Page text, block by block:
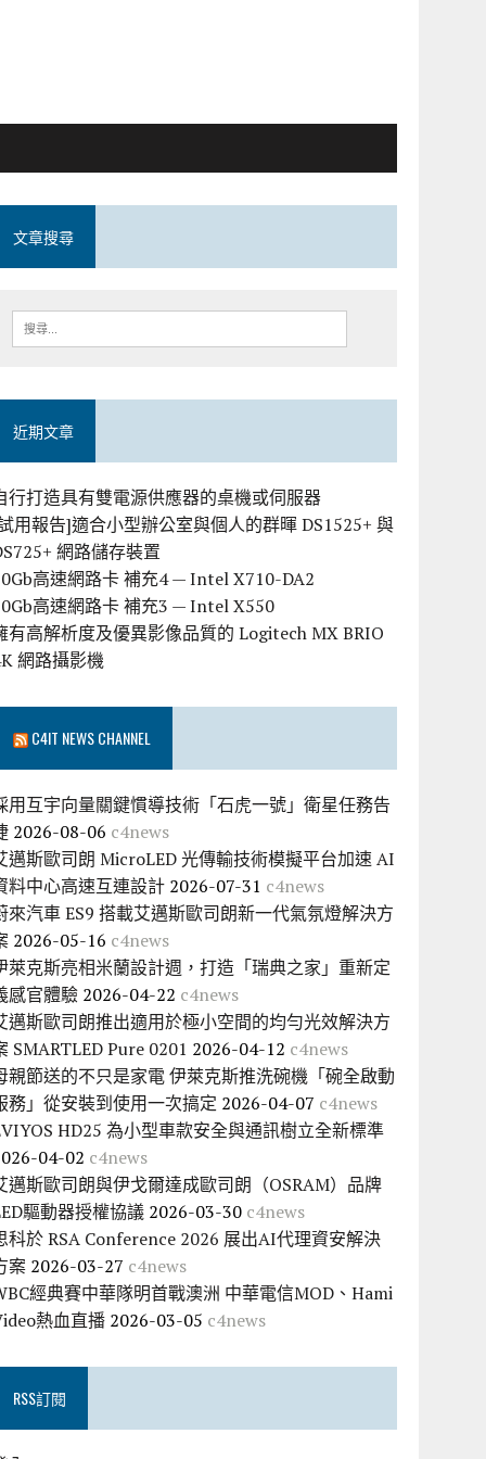
文章搜尋
近期文章
行打造具有雙電源供應器的桌機或伺服器
用報告]適合小型辦公室與個人的群暉 DS1525+ 與
網路儲存裝置
高速網路卡 補充4 — Intel X710-DA2
高速網路卡 補充3 — Intel X550
有高解析度及優異影像品質的 Logitech MX BRIO
網路攝影機
C4IT NEWS CHANNEL
用互宇向量關鍵慣導技術「石虎一號」衛星任務告
2026-08-06 c4news
邁斯歐司朗 MicroLED 光傳輸技術模擬平台加速 AI
料中心高速互連設計 2026-07-31 c4news
來汽車 ES9 搭載艾邁斯歐司朗新一代氣氛燈解決方
2026-05-16 c4news
萊克斯亮相米蘭設計週，打造「瑞典之家」重新定
感官體驗 2026-04-22 c4news
邁斯歐司朗推出適用於極小空間的均勻光效解決方
SMARTLED Pure 0201 2026-04-12 c4news
親節送的不只是家電 伊萊克斯推洗碗機「碗全啟動
務」從安裝到使用一次搞定 2026-04-07 c4news
HD25 為小型車款安全與通訊樹立全新標準
04-02 c4news
邁斯歐司朗與伊戈爾達成歐司朗（OSRAM）品牌
驅動器授權協議 2026-03-30 c4news
科於 RSA Conference 2026 展出AI代理資安解決
案 2026-03-27 c4news
經典賽中華隊明首戰澳洲 中華電信MOD、Hami
熱血直播 2026-03-05 c4news
RSS訂閱